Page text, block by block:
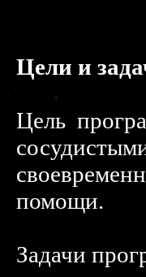
Цели и
Цель
помощи.
Задачи